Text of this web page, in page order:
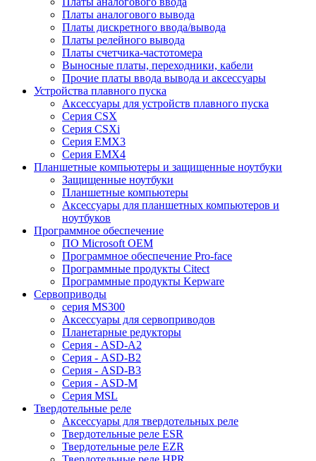
Платы аналогового вывода
Платы дискретного ввода/вывода
Платы релейного вывода
Платы счетчика-частотомера
Выносные платы, переходники, кабели
Прочие платы ввода вывода и аксессуары
Устройства плавного пуска
Аксессуары для устройств плавного пуска
Серия CSX
Серия CSXi
Серия EMX3
Серия EMX4
Планшетные компьютеры и защищенные ноутбуки
Защищенные ноутбуки
Планшетные компьютеры
Аксессуары для планшетных компьютеров и
ноутбуков
Программное обеспечение
ПО Microsoft OEM
Программное обеспечение Pro-face
Программные продукты Citect
Программные продукты Kepware
Сервоприводы
серия MS300
Аксессуары для сервоприводов
Планетарные редукторы
Серия - ASD-A2
Серия - ASD-B2
Серия - ASD-B3
Серия - ASD-M
Серия MSL
Твердотельные реле
Аксессуары для твердотельных реле
Твердотельные реле ESR
Твердотельные реле EZR